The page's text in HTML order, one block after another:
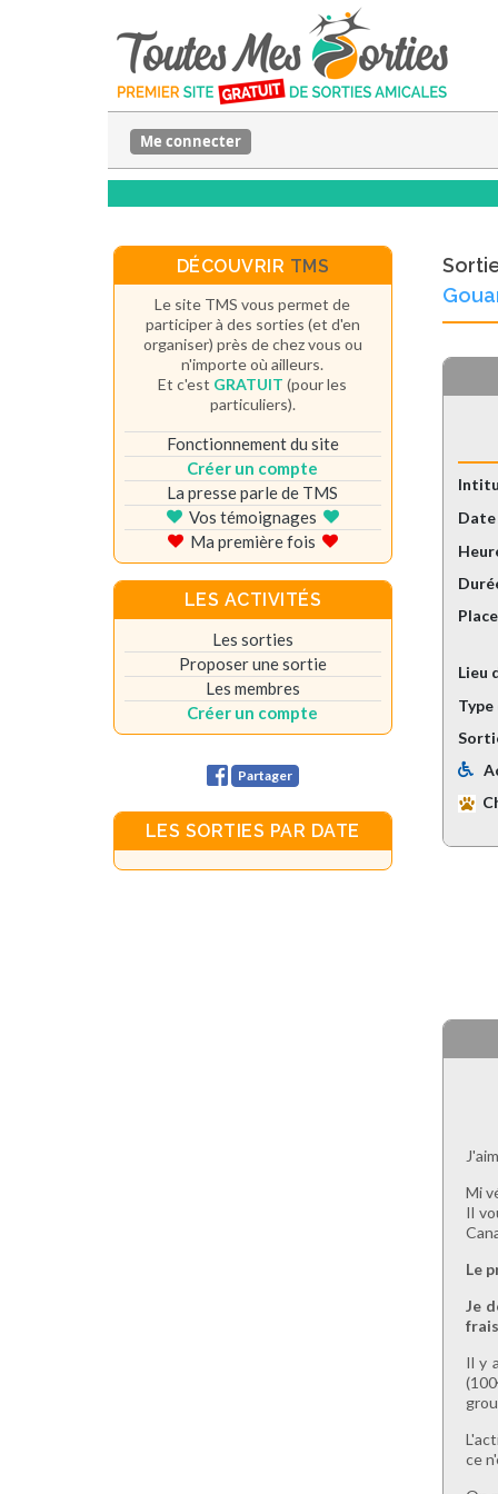
Me connecter
Date
Lieu
Mi
Il
Le
Je
Il y
ce
DÉCOUVRIR TMS
Le site TMS vous permet de
participer à des sorties (et d'en
organiser) près de chez vous ou
n'importe où ailleurs.
Et c'est GRATUIT (pour les
particuliers).
Fonctionnement du site
Créer un compte
La presse parle de TMS
Vos témoignages
Ma première fois
LES ACTIVITÉS
Les sorties
Proposer une sortie
Les membres
Créer un compte
Partager
LES SORTIES PAR DATE